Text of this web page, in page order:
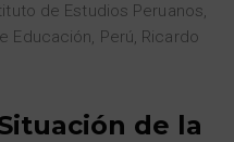
de Estudios Peruanos,
Educación, Perú, Ricardo
de la